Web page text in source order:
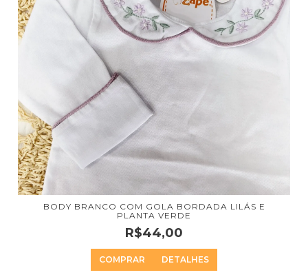
BODY BRANCO COM GOLA BORDADA LILÁS E
PLANTA VERDE
R$44,00
COMPRAR DETALHES